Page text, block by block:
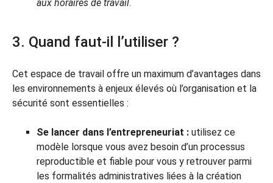
aux horaires de travail.
3. Quand faut-il l’utiliser ?
Cet espace de travail offre un maximum d’avantages dans
les environnements à enjeux élevés où l’organisation et la
sécurité sont essentielles :
Se lancer dans l’entrepreneuriat : utilisez ce
modèle lorsque vous avez besoin d’un processus
reproductible et fiable pour vous y retrouver parmi
les formalités administratives liées à la création